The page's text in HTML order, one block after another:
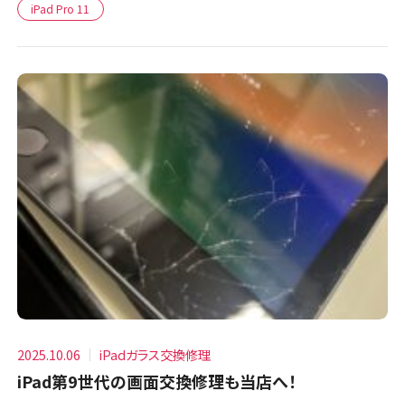
iPad Pro 11
2025.10.06 iPadガラス交換修理
iPad第9世代の画面交換修理も当店へ！